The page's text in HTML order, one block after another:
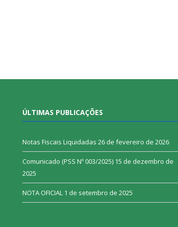
ÚLTIMAS PUBLICAÇÕES
Notas Fiscais Liquidadas 26 de fevereiro de 2026
Comunicado (PSS Nº 003/2025) 15 de dezembro de
2025
NOTA OFICIAL 1 de setembro de 2025